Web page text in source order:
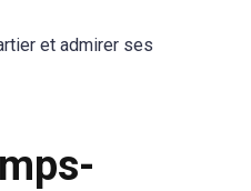
et admirer ses